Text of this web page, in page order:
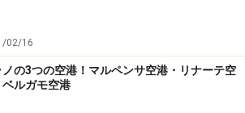
02/16
ノの3つの空港！マルペンサ空港・リナーテ空
ベルガモ空港